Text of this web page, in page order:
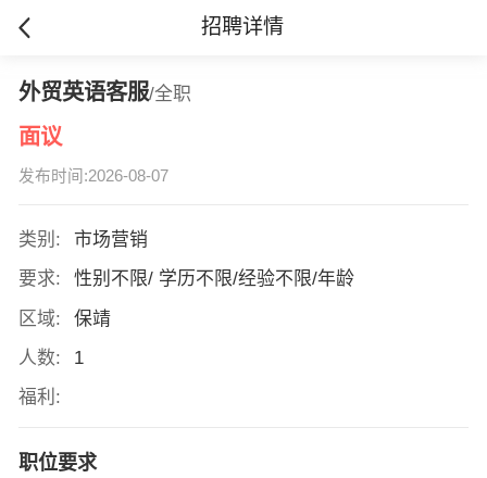
招聘详情
外贸英语客服/全职
面议
发布时间:2026-08-07
类别:
市场营销
要求:
性别不限/ 学历不限/经验不限/年龄
区域:
保靖
人数:
1
福利:
职位要求